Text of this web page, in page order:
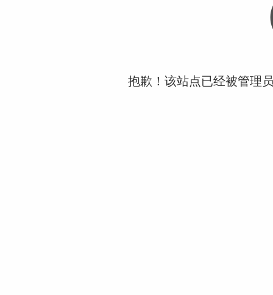
抱歉！该站点已经被管理